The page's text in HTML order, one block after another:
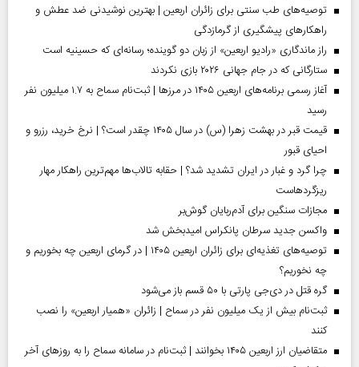
توصیه‌های طب سنتی برای زائران اربعین | بهترین نوشیدنی ضد عطش و
راهکارهای پیشگیری از گرمازدگی
راز ماندگاری «رادیو اربعین» از زبان دو گوینده؛ رسانه‌ای که حسینیه است
ستارگانی که در جام جهانی ۲۰۲۶ بازی نکردند
آغاز رسمی برنامه‌های اربعین ۱۴۰۵ در مرز‌ها | ثبت‌نام سماح به ۱.۷ میلیون نفر
رسید
قیمت قبر در بهشت زهرا (س) در سال ۱۴۰۵ چقدر است؟ | نرخ خرید، رزرو و
احیای قبور
چرا گرد و غبار در ایران تشدید شد؟ | حقابه تالاب‌ها مهم‌ترین راهکار مهار
ریزگردهاست
مجازات سنگین برای آدم‌ربایان گوش‌بر
واکسن جدید سرطان پانکراس امیدبخش شد
توصیه‌های تغذیه‌ای برای زائران اربعین ۱۴۰۵ | در گرمای اربعین چه بخوریم و
چه نخوریم؟
گره قتل در دی‌جی پارتی با ۵۰ قسم باز می‌شود
ثبت‌نام بیش از یک میلیون نفر در سماح | زائران «همیار اربعین» را نصب
کنند
متقاضیان ارز اربعین ۱۴۰۵ بخوانند | ثبت‌نام در سامانه سماح را به روز‌های آخر